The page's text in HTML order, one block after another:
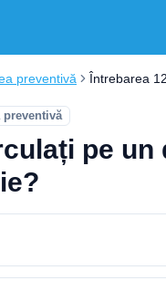
preventivă Întrebarea
preventivă
pe